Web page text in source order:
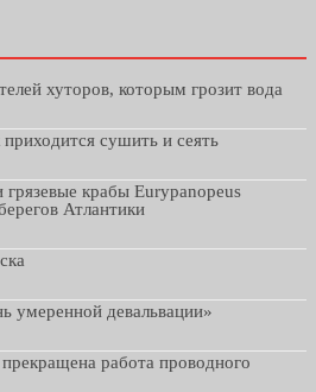
хуторов, которым грозит вода
сушить и сеять
крабы Eurypanopeus
Атлантики
умеренной девальвации»
работа проводного